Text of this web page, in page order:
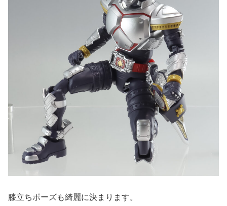
膝立ちポーズも綺麗に決まります。